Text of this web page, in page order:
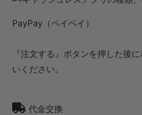
PayPay（ペイペイ）
『注文する』ボタンを押した後
いください。
代金交換